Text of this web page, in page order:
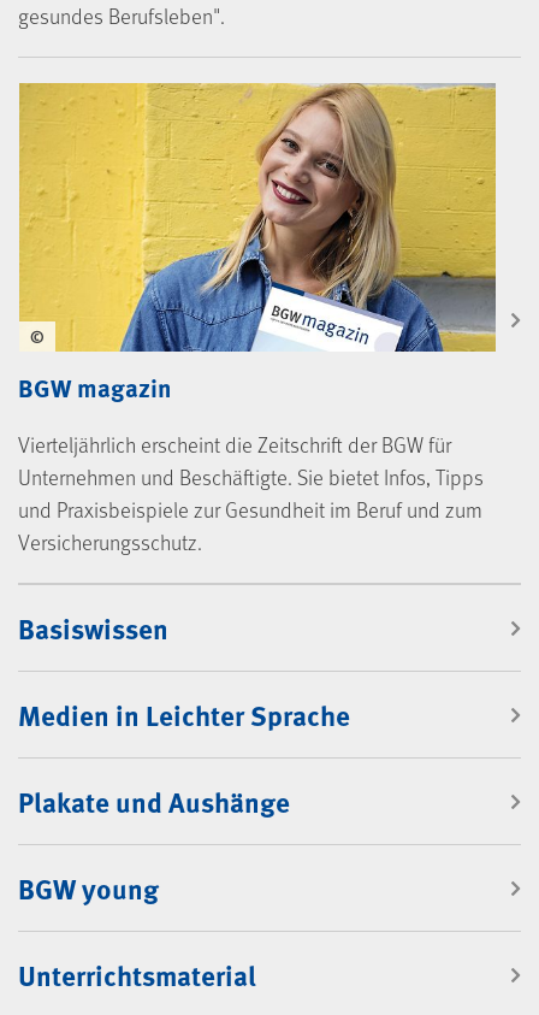
gesundes Berufsleben".
BGW magazin
Vierteljährlich erscheint die Zeitschrift der BGW für
Unternehmen und Beschäftigte. Sie bietet Infos, Tipps
und Praxisbeispiele zur Gesundheit im Beruf und zum
Versicherungsschutz.
©
Basiswissen
Medien in Leichter Sprache
Plakate und Aushänge
BGW young
Unterrichtsmaterial